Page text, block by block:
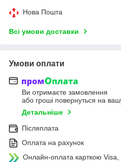
Нова Пошта
Всі умови доставки
Умови оплати
Ви отримаєте замовлення
або гроші повернуться на
Детальніше
Післяплата
Оплата на рахунок
Онлайн-оплата карткою